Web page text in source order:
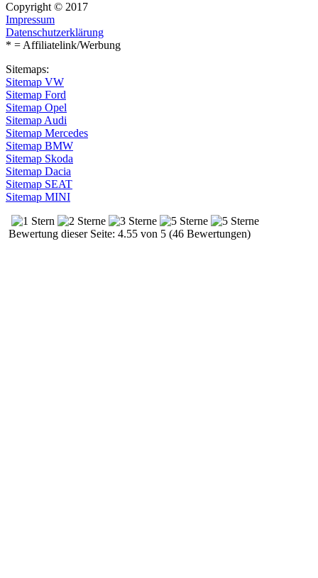
Copyright © 2017
Impressum
Datenschutzerklärung
* = Affiliatelink/Werbung
Sitemaps:
Sitemap VW
Sitemap Ford
Sitemap Opel
Sitemap Audi
Sitemap Mercedes
Sitemap BMW
Sitemap Skoda
Sitemap Dacia
Sitemap SEAT
Sitemap MINI
Bewertung dieser Seite: 4.55 von 5 (46 Bewertungen)